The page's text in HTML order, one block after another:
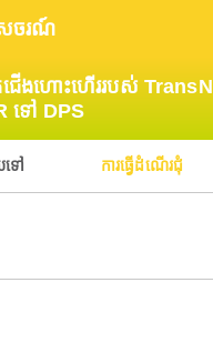
សចរណ៍
ជើងហោះហើររបស់
ទៅ DPS
ៅ ការធ្វើដំណើរជុំ